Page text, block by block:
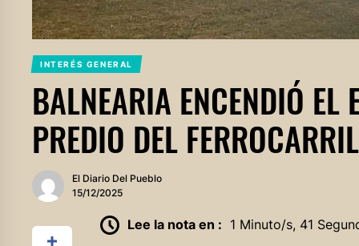
INTERÉS GENERAL
BALNEARIA ENCENDIÓ EL
PREDIO DEL FERROCARRIL
El Diario Del Pueblo
15/12/2025
Lee la nota en : 1 Minuto/s, 41